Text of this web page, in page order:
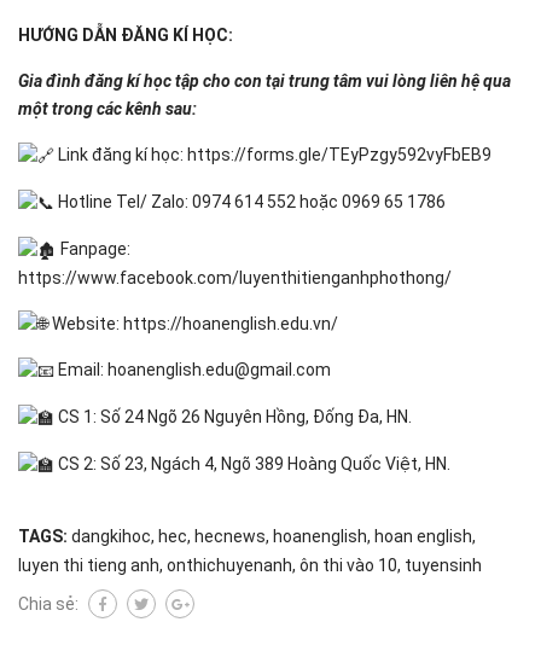
HƯỚNG DẪN ĐĂNG KÍ HỌC:
Gia đình đăng kí học tập cho con tại trung tâm vui lòng liên hệ qua
một trong các kênh sau:
Link đăng kí học: https://forms.gle/TEyPzgy592vyFbEB9
Hotline Tel/ Zalo: 0974 614 552 hoặc 0969 65 1786
Fanpage:
https://www.facebook.com/luyenthitienganhphothong/
Website: https://hoanenglish.edu.vn/
Email: hoanenglish.edu@gmail.com
CS 1: Số 24 Ngõ 26 Nguyên Hồng, Đống Đa, HN.
CS 2: Số 23, Ngách 4, Ngõ 389 Hoàng Quốc Việt, HN.
TAGS: dangkihoc, hec, hecnews, hoanenglish, hoan english,
luyen thi tieng anh, onthichuyenanh, ôn thi vào 10, tuyensinh
Chia sẻ: